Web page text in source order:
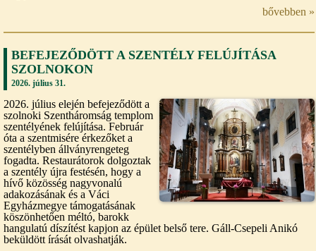
bővebben »
BEFEJEZŐDÖTT A SZENTÉLY FELÚJÍTÁSA
SZOLNOKON
2026. július 31.
2026. július elején befejeződött a
szolnoki Szentháromság templom
szentélyének felújítása. Február
óta a szentmisére érkezőket a
szentélyben állványrengeteg
fogadta. Restaurátorok dolgoztak
a szentély újra festésén, hogy a
hívő közösség nagyvonalú
adakozásának és a Váci
Egyházmegye támogatásának
köszönhetően méltó, barokk
hangulatú díszítést kapjon az épület belső tere. Gáll-Csepeli Anikó
beküldött írását olvashatják.